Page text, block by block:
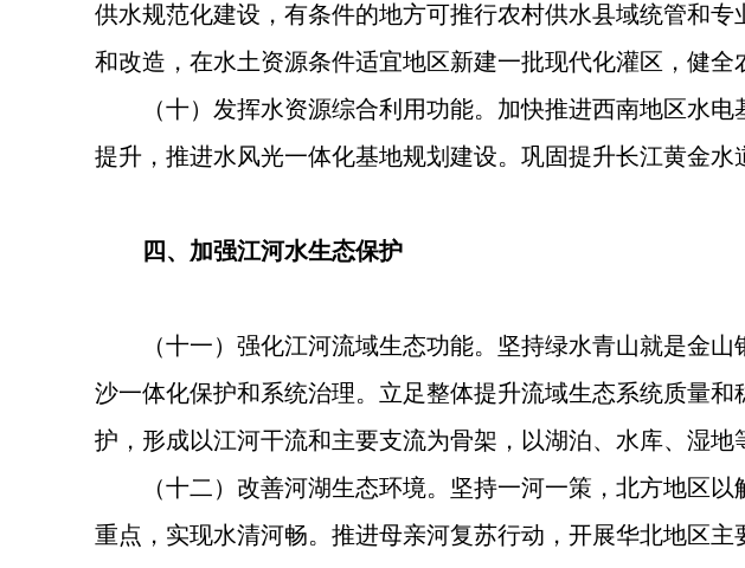
供水规范化建设，有条件的地方可推行农村供水县域统管和
和改造，在水土资源条件适宜地区新建一批现代化灌区，健
（十）发挥水资源综合利用功能。加快推进西南地区水
提升，推进水风光一体化基地规划建设。巩固提升长江黄金
四、加强江河水生态保护
（十一）强化江河流域生态功能。坚持绿水青山就是金
沙一体化保护和系统治理。立足整体提升流域生态系统质量
护，形成以江河干流和主要支流为骨架，以湖泊、水库、湿
（十二）改善河湖生态环境。坚持一河一策，北方地区
重点，实现水清河畅。推进母亲河复苏行动，开展华北地区